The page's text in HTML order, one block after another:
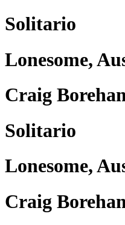
Solitario
Lonesome,
Craig
Solitario
Lonesome,
Craig